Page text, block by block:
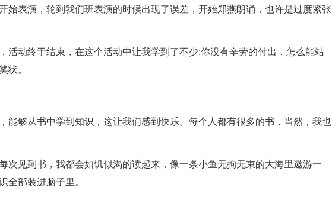
始表演，轮到我们班表演的时候出现了误差，开始郑燕朗诵，也许是过度紧张
活动终于结束，在这个活动中让我学到了不少:你没有辛劳的付出，怎么能站
状。
能够从书中学到知识，这让我们感到快乐。每个人都有很多的书，当然，我也
次见到书，我都会如饥似渴的读起来，像一条小鱼无拘无束的大海里遨游一
全部装进脑子里。